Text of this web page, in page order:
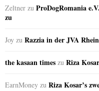
Zeltner zu ProDogRomania
zu
Joy zu Razzia in der JVA
the kasaan times zu Riza
EarnMoney zu Riza Kosar’s